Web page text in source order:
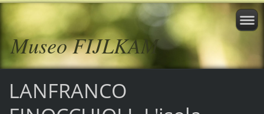
Museo FIJLKAM
LANFRANCO